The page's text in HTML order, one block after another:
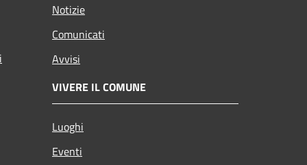
Notizie
Comunicati
Avvisi
VIVERE IL COMUNE
Luoghi
Eventi